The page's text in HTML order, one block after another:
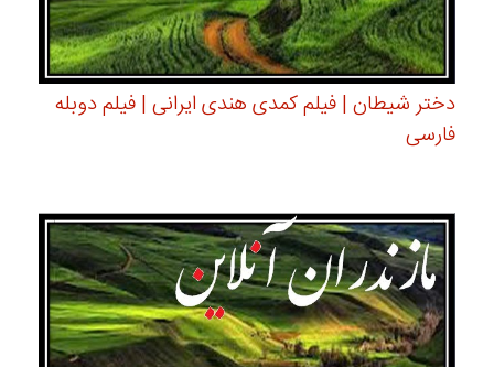
دختر شیطان | فیلم کمدی هندی ایرانی | فیلم دوبله
فارسی